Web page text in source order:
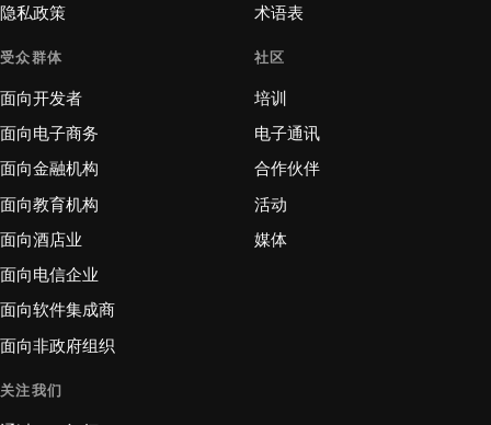
隐私政策
术语表
受众群体
面向开发者
面向电子商务
面向金融机构
面向教育机构
面向酒店业
面向电信企业
面向软件集成商
面向非政府组织
社区
培训
电子通讯
合作伙伴
活动
媒体
关注我们